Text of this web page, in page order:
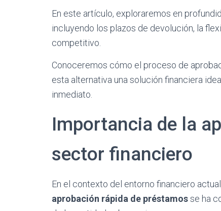
En este artículo, exploraremos en
incluyendo los plazos de devolución, la
competitivo.
Conoceremos cómo el proceso de
esta alternativa una solución financiera
inmediato.
Importancia de la
sector financiero
En el contexto del entorno financiero
aprobación rápida de préstamosse ha